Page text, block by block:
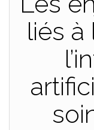
liés à